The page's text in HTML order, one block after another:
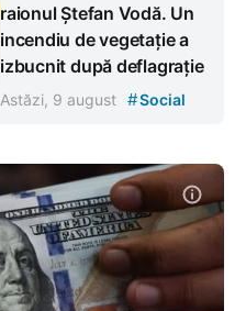
raionul Ștefan Vodă. Un
incendiu de vegetație a
izbucnit după deflagrație
Astăzi, 9 august #Social